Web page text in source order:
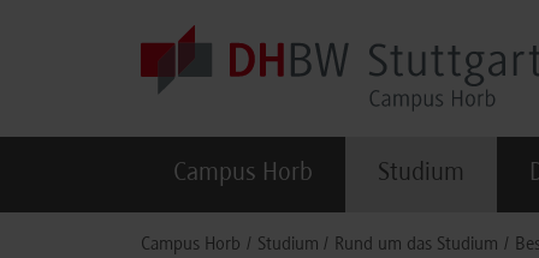
Campus Horb Studium
Campus Horb Studium Rund um das Studium